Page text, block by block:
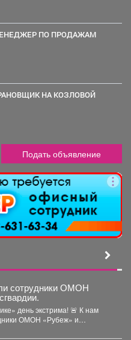
ПО ПРОДАЖАМ
НА КОЗЛОВОЙ
Подать объявление
сотрудники ОМОН
день экстрима! 🚨 К нам
ОМОН «Рубеж» и